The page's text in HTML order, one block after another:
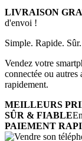
LIVRAISON
d'envoi !
Simple. Rapide. Sûr.
Vendez votre
connectée ou
rapidement.
MEILLEURS
SÛR & FIABLE
PAIEMENT